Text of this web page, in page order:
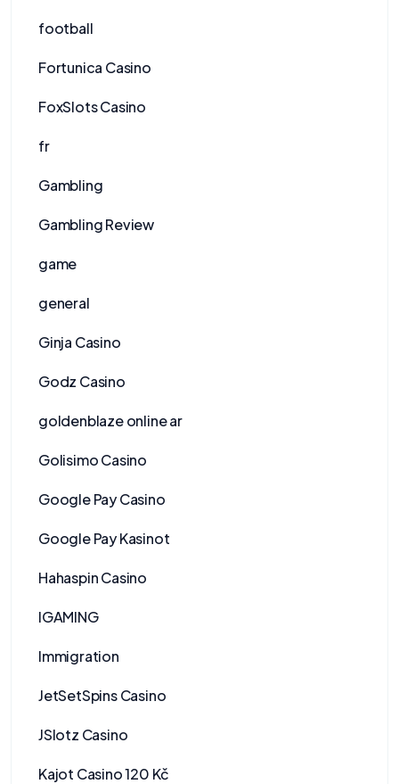
football
Fortunica Casino
FoxSlots Casino
fr
Gambling
Gambling Review
game
general
Ginja Casino
Godz Casino
goldenblaze online ar
Golisimo Casino
Google Pay Casino
Google Pay Kasinot
Hahaspin Casino
IGAMING
Immigration
JetSetSpins Casino
JSlotz Casino
Kajot Casino 120 Kč